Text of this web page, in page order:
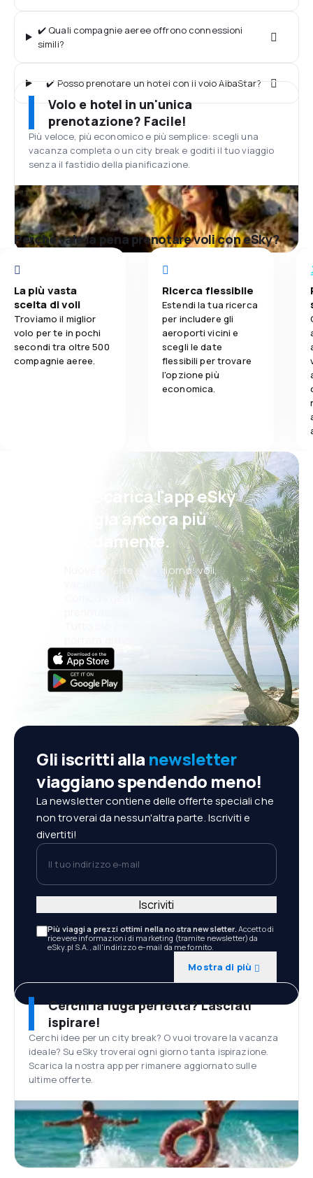
✔️ Quali compagnie aeree offrono connessioni
simili?
✔️ Posso prenotare un hotel con il volo AlbaStar?
Volo e hotel in un'unica
prenotazione? Facile!
Più veloce, più economico e più semplice: scegli una
vacanza completa o un city break e goditi il tuo viaggio
senza il fastidio della pianificazione.
Perché vale la pena prenotare voli con eSky?
La più vasta
scelta di voli
Troviamo il miglior
volo per te in pochi
secondi tra oltre 500
compagnie aeree.
Ricerca flessibile
Estendi la tua ricerca
per includere gli
aeroporti vicini e
scegli le date
flessibili per trovare
l'opzione più
economica.
Psst! Scarica l'app eSky
e viaggia ancora più
comodamente.
Nuove offerte ogni giorno: voli,
vacanze, city break
Comoda gestione delle
Tutto ciò che conta, sempre a
Gli iscritti alla newsletter
viaggiano spendendo meno!
La newsletter contiene delle offerte speciali che
non troverai da nessun'altra parte. Iscriviti e
divertiti!
Il tuo indirizzo e-mail
Più viaggi a prezzi ottimi nella nostra newsletter. Accetto di
ricevere informazioni di marketing (tramite newsletter) da
eSky.pl S.A., all'indirizzo e-mail da me fornito.
Mostra di più
Iscriviti
Cerchi la fuga perfetta? Lasciati
ispirare!
Cerchi idee per un city break? O vuoi trovare la vacanza
ideale? Su eSky troverai ogni giorno tanta ispirazione.
Scarica la nostra app per rimanere aggiornato sulle
ultime offerte.